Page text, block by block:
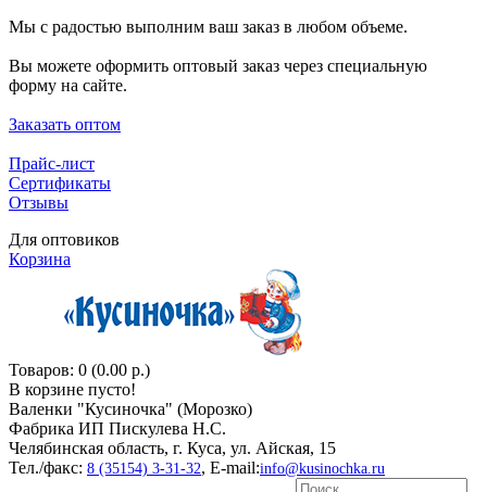
Мы с радостью выполним ваш заказ в любом объеме.
Вы можете оформить оптовый заказ через специальную
форму на сайте.
Заказать оптом
Прайс-лист
Сертификаты
Отзывы
Для оптовиков
Корзина
Товаров: 0 (0.00 р.)
В корзине пусто!
Валенки "Кусиночкa" (Морозко)
Фабрика ИП Пискулева Н.С.
Челябинская область, г. Куса, ул. Айская, 15
Тел./факс: 8 (35154) 3-31-32, E-mail:info@kusinochka.ru